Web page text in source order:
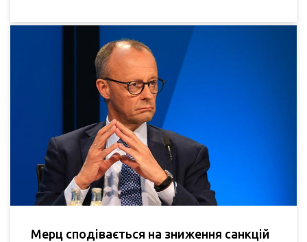
Мерц сподівається на зниження санкцій